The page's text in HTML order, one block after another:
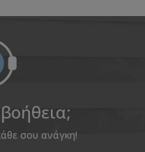
σου ανάγκη!